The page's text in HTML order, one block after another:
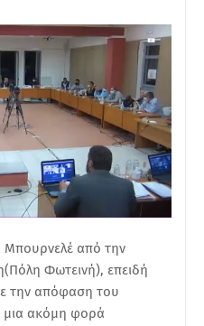
Μπουρνελέ από την
Φωτεινή), επειδή
την απόφαση του
μια ακόμη φορά